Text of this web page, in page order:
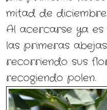
mitad de diciembre.
Al acercarse ya
las primeras abejas
recorriendo sus
recogiendo polen.